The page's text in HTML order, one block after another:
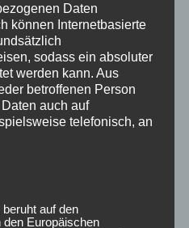
CONCAVER CVR1
19×8 ET40 5×112
Carbon Graphite
5
Daten
können Internetbasierte
sodass ein absoluter
werden kann. Aus
betroffenen Person
auch auf
telefonisch, an
auf den
den Europäischen